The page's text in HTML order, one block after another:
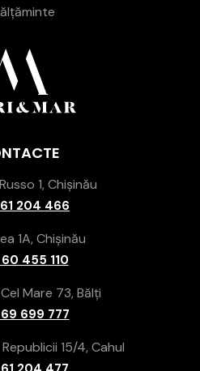
1, Chișinău
204 466
1A, Chișinău
455 110
Mare 73, Bălți
699 777
15/4, Cahul